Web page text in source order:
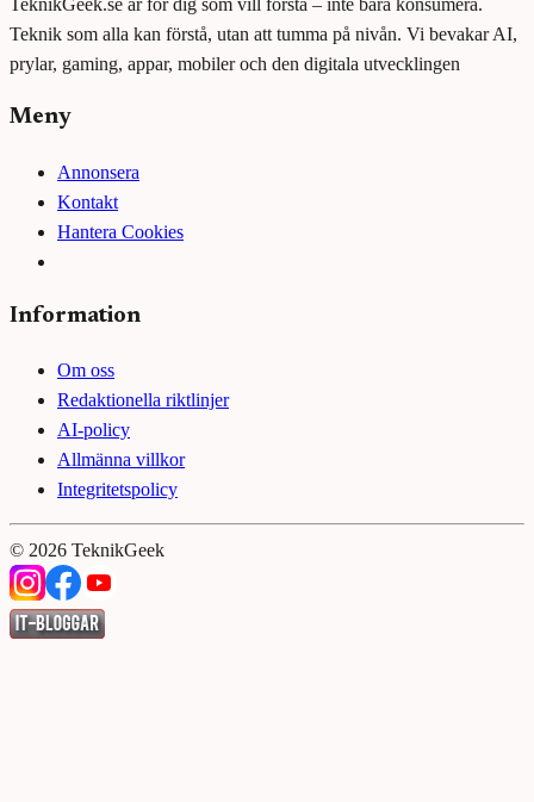
Teknik som alla kan förstå, utan att tumma på nivån. Vi bevakar AI,
prylar, gaming, appar, mobiler och den digitala utvecklingen
Meny
Annonsera
Kontakt
Hantera Cookies
Information
Om oss
Redaktionella riktlinjer
AI-policy
Allmänna villkor
Integritetspolicy
© 2026 TeknikGeek